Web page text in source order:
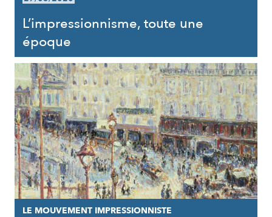
L’impressionnisme, toute une
époque
LE MOUVEMENT IMPRESSIONNISTE